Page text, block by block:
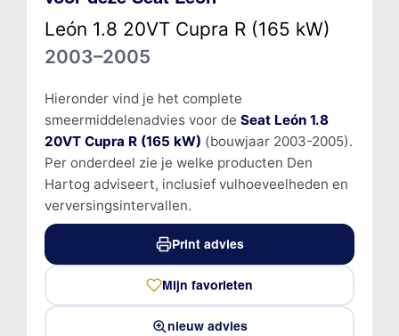
León 1.8 20VT Cupra R (165 kW)
2003–2005
Hieronder vind je het complete
smeermiddelenadvies voor de Seat León 1.8
20VT Cupra R (165 kW) (bouwjaar 2003-2005).
Per onderdeel zie je welke producten Den
Hartog adviseert, inclusief vulhoeveelheden en
verversingsintervallen.
Print advies
Mijn favorieten
nieuw advies